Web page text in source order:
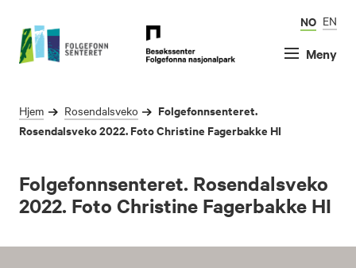
NO EN
Meny
Hjem Rosendalsveko
Folgefonnsenteret.
Rosendalsveko 2022. Foto Christine Fagerbakke HI
Folgefonnsenteret. Rosendalsveko
2022. Foto Christine Fagerbakke HI